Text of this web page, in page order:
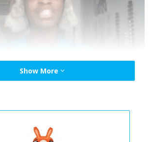
amat selamat, dan telah
bahan kimia yang berbahaya,
Show More